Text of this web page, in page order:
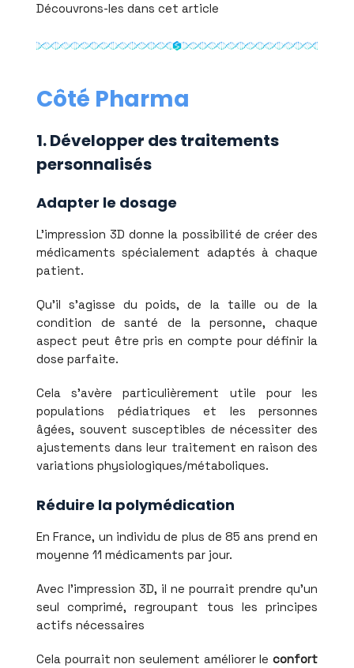
Découvrons-les dans cet article
Côté Pharma
1. Développer des traitements
personnalisés
Adapter le dosage
L’impression 3D donne la possibilité de créer des
médicaments spécialement adaptés à chaque
patient.
Qu’il s’agisse du poids, de la taille ou de la
condition de santé de la personne, chaque
aspect peut être pris en compte pour définir la
dose parfaite.
Cela s’avère particulièrement utile pour les
populations pédiatriques et les personnes
âgées, souvent susceptibles de nécessiter des
ajustements dans leur traitement en raison des
variations physiologiques/métaboliques.
Réduire la polymédication
En France, un individu de plus de 85 ans prend en
moyenne 11 médicaments par jour.
Avec l’impression 3D, il ne pourrait prendre qu'un
seul comprimé, regroupant tous les principes
actifs nécessaires
Cela pourrait non seulement améliorer le confort